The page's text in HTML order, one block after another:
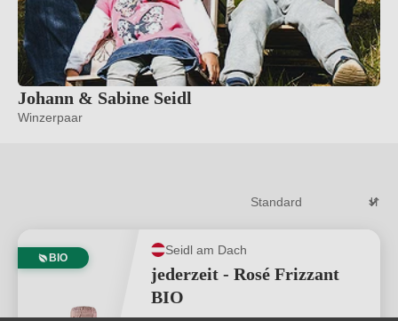
Johann & Sabine Seidl
Winzerpaar
BIO
Seidl am Dach
jederzeit - Rosé Frizzant
BIO